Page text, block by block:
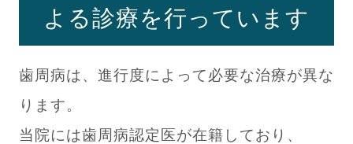
よる診療を行っています
歯周病は、進行度によって必要な治療が異な
ります。
当院には歯周病認定医が在籍しており、